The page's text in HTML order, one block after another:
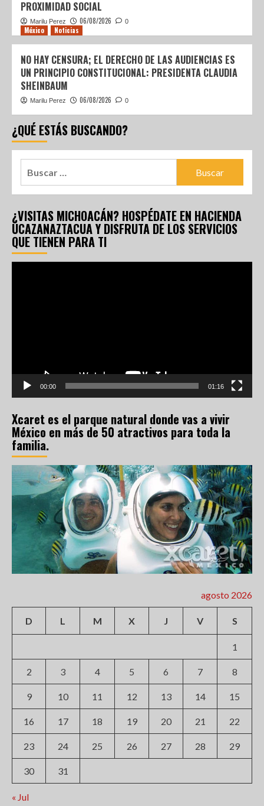
PROXIMIDAD SOCIAL
Marilu Perez 06/08/2026 0
México Noticias
NO HAY CENSURA; EL DERECHO DE LAS AUDIENCIAS ES
UN PRINCIPIO CONSTITUCIONAL: PRESIDENTA CLAUDIA
SHEINBAUM
Marilu Perez 06/08/2026 0
¿QUÉ ESTÁS BUSCANDO?
¿VISITAS MICHOACÁN? HOSPÉDATE EN HACIENDA
UCAZANAZTACUA Y DISFRUTA DE LOS SERVICIOS
QUE TIENEN PARA TI
00:00 01:16
Xcaret es el parque natural donde vas a vivir
México en más de 50 atractivos para toda la
familia.
agosto 2026
D L M X J V S
1
2 3 4 5 6 7 8
9 10 11 12 13 14 15
16 17 18 19 20 21 22
23 24 25 26 27 28 29
30 31
« Jul